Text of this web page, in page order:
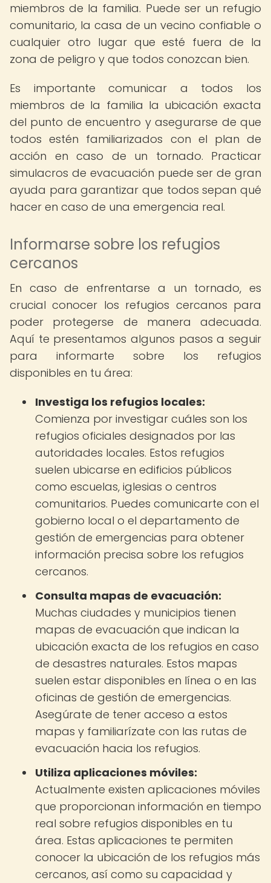
miembros de la familia. Puede ser un refugio
comunitario, la casa de un vecino confiable o
cualquier otro lugar que esté fuera de la
zona de peligro y que todos conozcan bien.
Es importante comunicar a todos los
miembros de la familia la ubicación exacta
del punto de encuentro y asegurarse de que
todos estén familiarizados con el plan de
acción en caso de un tornado. Practicar
simulacros de evacuación puede ser de gran
ayuda para garantizar que todos sepan qué
hacer en caso de una emergencia real.
Informarse sobre los refugios
cercanos
En caso de enfrentarse a un tornado, es
crucial conocer los refugios cercanos para
poder protegerse de manera adecuada.
Aquí te presentamos algunos pasos a seguir
para informarte sobre los refugios
disponibles en tu área:
Investiga los refugios locales:
Comienza por investigar cuáles son los
refugios oficiales designados por las
autoridades locales. Estos refugios
suelen ubicarse en edificios públicos
como escuelas, iglesias o centros
comunitarios. Puedes comunicarte con el
gobierno local o el departamento de
gestión de emergencias para obtener
información precisa sobre los refugios
cercanos.
Consulta mapas de evacuación:
Muchas ciudades y municipios tienen
mapas de evacuación que indican la
ubicación exacta de los refugios en caso
de desastres naturales. Estos mapas
suelen estar disponibles en línea o en las
oficinas de gestión de emergencias.
Asegúrate de tener acceso a estos
mapas y familiarízate con las rutas de
evacuación hacia los refugios.
Utiliza aplicaciones móviles:
Actualmente existen aplicaciones móviles
que proporcionan información en tiempo
real sobre refugios disponibles en tu
área. Estas aplicaciones te permiten
conocer la ubicación de los refugios más
cercanos, así como su capacidad y